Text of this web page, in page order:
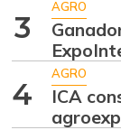
08/05/2017
07/25/2026
3
AGRO
4
AGRO
ICA